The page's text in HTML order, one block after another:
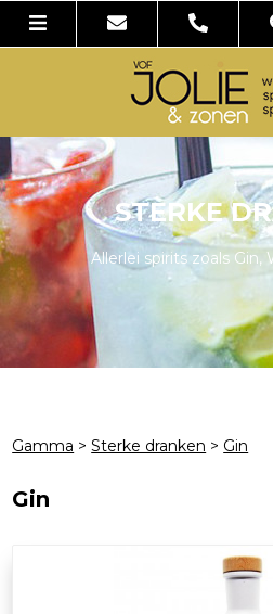
STERKE
Allerlei spirits zoals Gin,
Gamma >Sterke dranken > Gin
Gin